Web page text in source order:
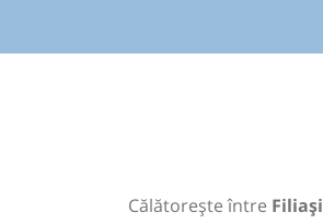
Călătorește între Filiași